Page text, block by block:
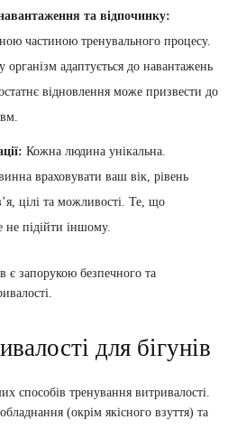
та відпочинку:
частиною тренувального процесу.
організм адаптується до навантажень
відновлення може призвести до
Кожна людина унікальна.
враховувати ваш вік, рівень
цілі та можливості. Те, що
не підійти іншому.
запорукою безпечного та
для бігунів
способів тренування витривалості.
(окрім якісного взуття) та